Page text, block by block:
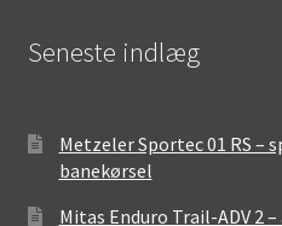
Seneste indlæg
Metzeler Sportec 01 RS
banekørsel
Mitas Enduro Trail-ADV 2